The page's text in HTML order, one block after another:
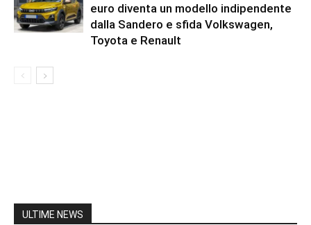
euro diventa un modello indipendente
dalla Sandero e sfida Volkswagen,
Toyota e Renault
ULTIME NEWS